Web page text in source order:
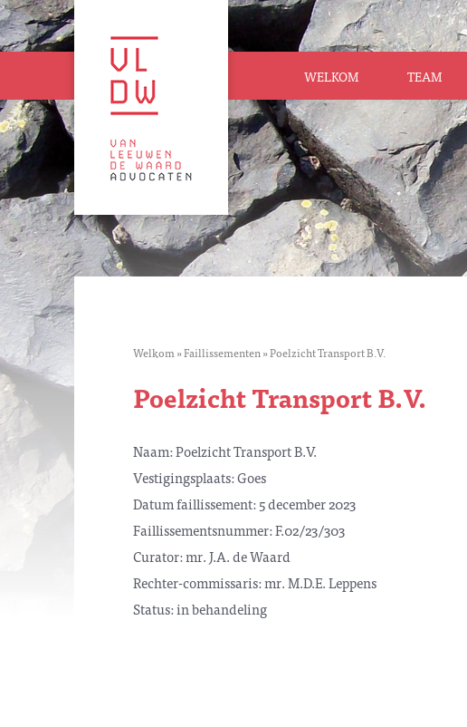
WELKOM TEAM
Welkom»Faillissementen»Poelzicht Transport B.V.
Poelzicht Transport B.V.
Naam: Poelzicht Transport B.V.
Vestigingsplaats: Goes
Datum faillissement: 5 december 2023
Faillissementsnummer: F.02/23/303
Curator: mr. J.A. de Waard
Rechter-commissaris: mr. M.D.E. Leppens
Status: in behandeling